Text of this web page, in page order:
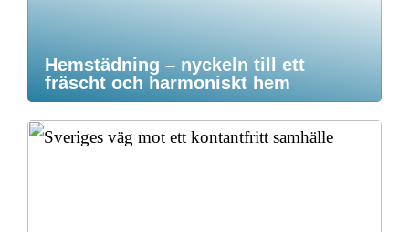
Hemstädning – nyckeln till ett
fräscht och harmoniskt hem